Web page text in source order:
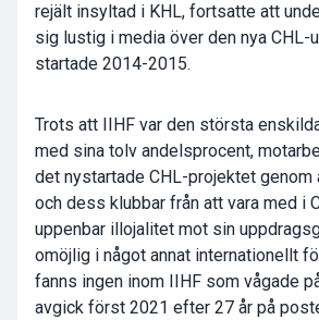
rejält insyltad i KHL, fortsatte att
sig lustig i media över den nya CHL-
startade 2014-2015.
Trots att IIHF var den största
med sina tolv andelsprocent,
det nystartade CHL-projektet genom
och dess klubbar från att vara med i
uppenbar illojalitet mot sin
omöjlig i något annat internationellt
fanns ingen inom IIHF som vågade
avgick först 2021 efter 27 år på